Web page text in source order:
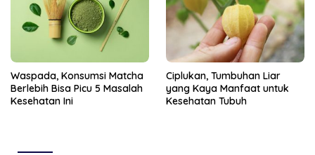
Waspada, Konsumsi Matcha
Berlebih Bisa Picu 5 Masalah
Kesehatan Ini
Ciplukan, Tumbuhan Liar
yang Kaya Manfaat untuk
Kesehatan Tubuh